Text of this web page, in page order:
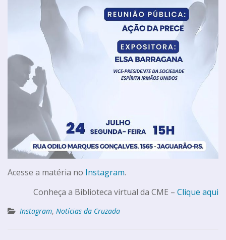
Acesse a matéria no Instagram.
Conheça a Biblioteca virtual da CME – Clique aqui
Instagram, Notícias da Cruzada